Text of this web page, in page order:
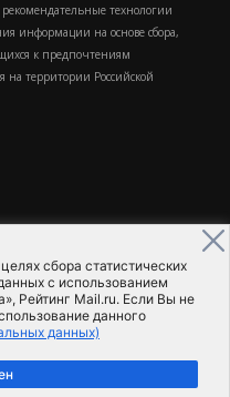
сбора статистических
с использованием
Рейтинг Mail.ru. Если Вы не
данного
данных)
технологии
информации на основе сбора,
к предпочтениям
на территории Российской
МедиаПоток
соглашение
данных